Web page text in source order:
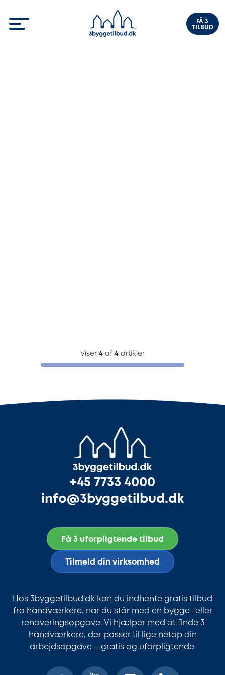
FÅ 3
TILBUD
Viser 4 af 4 artikler
+45 7733 4000
info@3byggetilbud.dk
Få 3 uforpligtende tilbud
Tilmeld din virksomhed
Hos 3byggetilbud.dk kan du indhente gratis tilbud
fra håndværkere, når du står med en bygge- eller
renoveringsopgave. Vi hjælper med at finde 3
håndværkere, der passer til lige netop din
arbejdsopgave – gratis og uforpligtende.